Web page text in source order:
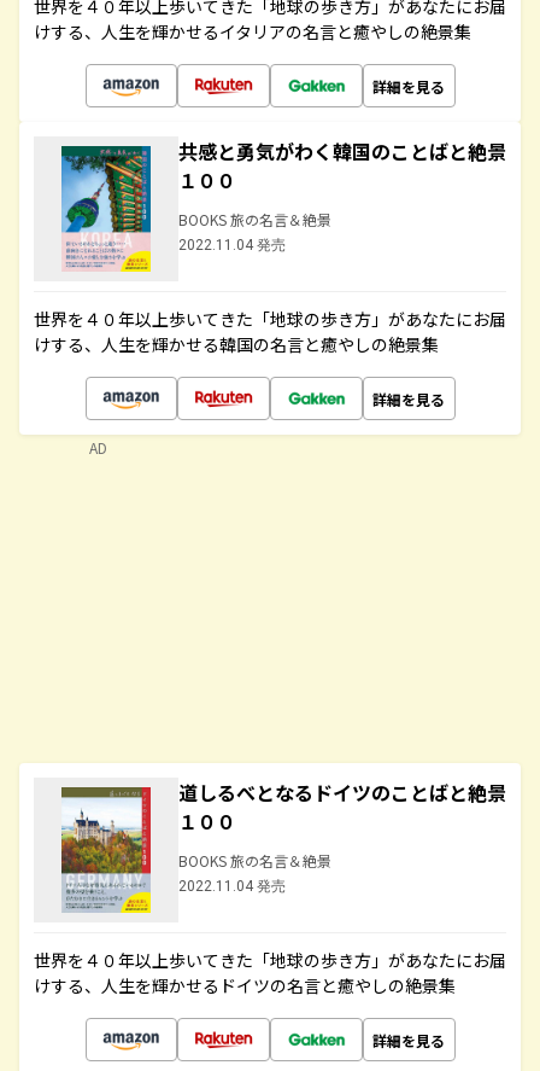
世界を４０年以上歩いてきた「地球の歩き方」があなたにお届
けする、人生を輝かせるイタリアの名言と癒やしの絶景集
詳細を見る
共感と勇気がわく韓国のことばと絶景
１００
BOOKS 旅の名言＆絶景
2022.11.04 発売
世界を４０年以上歩いてきた「地球の歩き方」があなたにお届
けする、人生を輝かせる韓国の名言と癒やしの絶景集
詳細を見る
道しるべとなるドイツのことばと絶景
１００
BOOKS 旅の名言＆絶景
2022.11.04 発売
世界を４０年以上歩いてきた「地球の歩き方」があなたにお届
けする、人生を輝かせるドイツの名言と癒やしの絶景集
詳細を見る
AD